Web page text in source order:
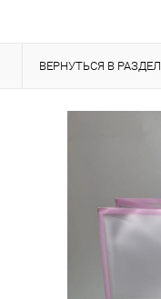
ВЕРНУТЬСЯ В РАЗДЕЛ